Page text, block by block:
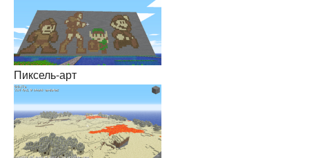
Пиксель-арт